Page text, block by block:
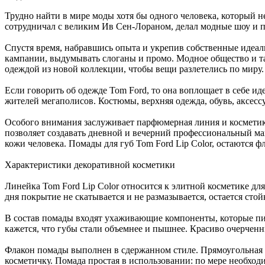
Трудно найти в мире моды хотя бы одного человека, который
сотрудничал с великим Ив Сен-Лораном, делал модные шоу и
Спустя время, набравшись опыта и укрепив собственные
кампании, выдумывать слоганы и промо. Модное общество и
одеждой из новой коллекции, чтобы вещи разлетелись по
Если говорить об одежде Tom Ford, то она воплощает в себе
жителей мегаполисов. Костюмы, верхняя одежда, обувь,
Особого внимания заслуживает парфюмерная линия и
позволяет создавать дневной и вечерний профессиональный
кожи человека. Помады для губ Tom Ford Lip Color, остаются
Характеристики декоративной косметики
Линейка Tom Ford Lip Color относится к элитной косметике
дня покрытие не скатывается и не размазывается, остается
В состав помады входят ухаживающие компоненты, которые
кажется, что губы стали объемнее и пышнее. Красиво
Флакон помады выполнен в сдержанном стиле. Прямоугольная
косметичку. Помада простая в использовании: по мере